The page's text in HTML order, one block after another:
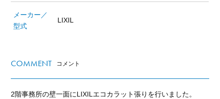
メーカー／
型式
LIXIL
COMMENT コメント
2階事務所の壁一面にLIXILエコカラット張りを行いました。